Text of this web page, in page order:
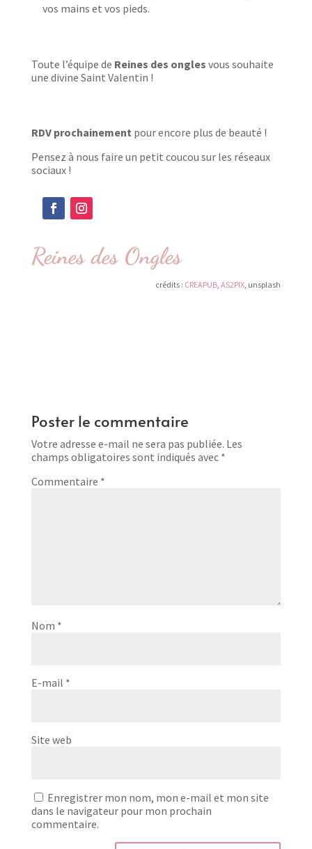
vos mains et vos pieds.
Toute l’équipe de Reines des ongles vous souhaite
une divine Saint Valentin !
RDV prochainement pour encore plus de beauté !
Pensez à nous faire un petit coucou sur les réseaux
sociaux !
Reines des Ongles
crédits : CREAPUB ,AS2PIX , unsplash
Poster le commentaire
Votre adresse e-mail ne sera pas publiée. Les
champs obligatoires sont indiqués avec *
Commentaire *
Nom *
E-mail *
Site web
Enregistrer mon nom, mon e-mail et mon site
dans le navigateur pour mon prochain
commentaire.